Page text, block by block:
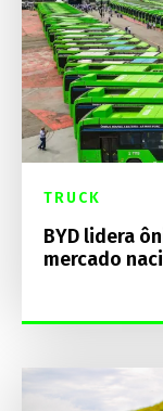
TRUCK
BYD lidera
mercado